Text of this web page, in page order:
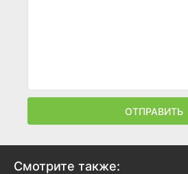
ОТПРАВИТЬ
Смотрите также: